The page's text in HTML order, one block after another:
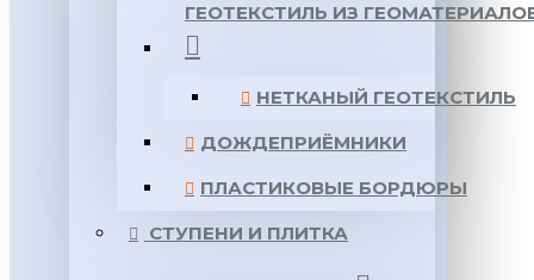
ГЕОТЕКСТИЛЬ ИЗ
НЕТКАНЫЙ ГЕОТЕКСТИЛЬ
ДОЖДЕПРИЁМНИКИ
ПЛАСТИКОВЫЕ БОРДЮРЫ
СТУПЕНИ И ПЛИТКА